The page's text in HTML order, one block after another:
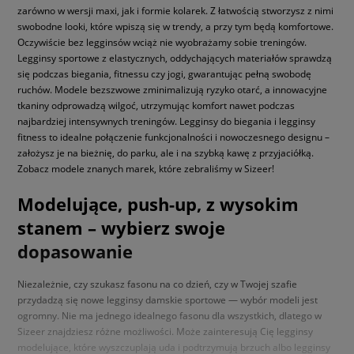
zarówno w wersji maxi, jak i formie kolarek. Z łatwością stworzysz z nimi
swobodne looki, które wpiszą się w trendy, a przy tym będą komfortowe.
Oczywiście bez legginsów wciąż nie wyobrażamy sobie treningów.
Legginsy sportowe z elastycznych, oddychających materiałów sprawdzą
się podczas biegania, fitnessu czy jogi, gwarantując pełną swobodę
ruchów. Modele bezszwowe zminimalizują ryzyko otarć, a innowacyjne
tkaniny odprowadzą wilgoć, utrzymując komfort nawet podczas
najbardziej intensywnych treningów. Legginsy do biegania i legginsy
fitness to idealne połączenie funkcjonalności i nowoczesnego designu –
założysz je na bieżnię, do parku, ale i na szybką kawę z przyjaciółką.
Zobacz modele znanych marek, które zebraliśmy w Sizeer!
Modelujące, push-up, z wysokim
stanem – wybierz swoje
dopasowanie
Niezależnie, czy szukasz fasonu na co dzień, czy w Twojej szafie
przydadzą się nowe legginsy damskie sportowe — wybór modeli jest
ogromny. Nie ma jednego idealnego fasonu dla wszystkich, dlatego w
Sizeer znajdziesz różne możliwości. Może zainteresują Cię legginsy
modelujące, które wyszczuplają uda i podtrzymują brzuch albo legginsy